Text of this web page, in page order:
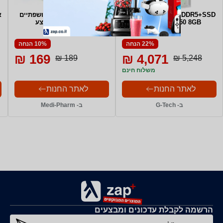
AMD 5 7600+16GB DDR5+SSD
1TB + RTX 3050 8GB
22% הנחה
5,248 ₪
4,071 ₪
משלוח חינם
לאתר החנות
ב- G-Tech
נאובדיול קרם עיניים ושפתיים
10% הנחה
189 ₪
169 ₪
לאתר החנות
ב- Medi-Pharm
הרשמה לקבלת עדכונים ומבצעים